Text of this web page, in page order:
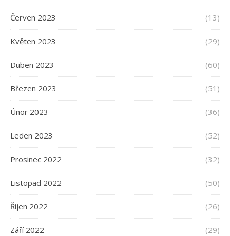
Červen 2023 (13)
Květen 2023 (29)
Duben 2023 (60)
Březen 2023 (51)
Únor 2023 (36)
Leden 2023 (52)
Prosinec 2022 (32)
Listopad 2022 (50)
Říjen 2022 (26)
Září 2022 (29)